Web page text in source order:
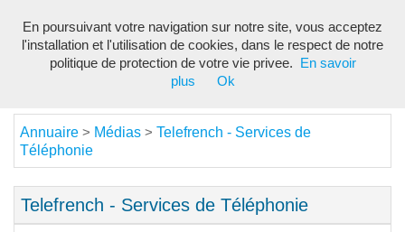
Annuaire > Médias > Telefrench - Services de
Téléphonie
Telefrench - Services de Téléphonie
En poursuivant votre navigation sur notre site, vous acceptez
l'installation et l'utilisation de cookies, dans le respect de notre
politique de protection de votre vie privee.
En savoir
plus
Ok